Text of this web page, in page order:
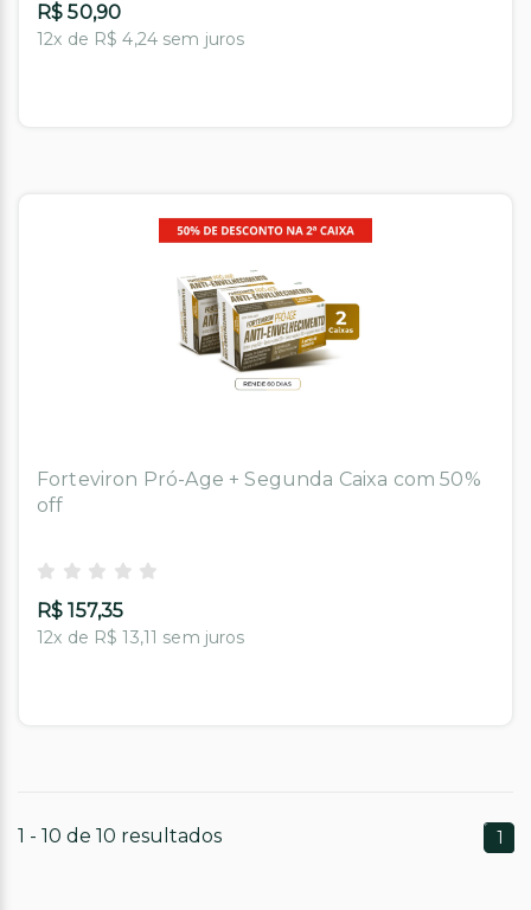
R$ 50,90
12x de R$ 4,24 sem juros
Forteviron Pró-Age + Segunda Caixa com 50%
off
R$ 157,35
12x de R$ 13,11 sem juros
1 - 10 de 10 resultados 1